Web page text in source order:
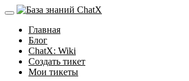
Главная
Блог
ChatX: Wiki
Создать тикет
Мои тикеты